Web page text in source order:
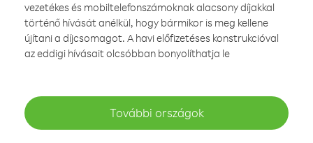
vezetékes és mobiltelefonszámoknak alacsony díjakkal
történő hívását anélkül, hogy bármikor is meg kellene
újítani a díjcsomagot. A havi előfizetéses konstrukcióval
az eddigi hívásait olcsóbban bonyolíthatja le
További országok